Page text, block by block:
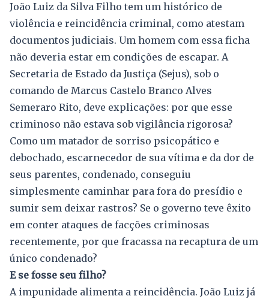
João Luiz da Silva Filho tem um histórico de
violência e reincidência criminal, como atestam
documentos judiciais. Um homem com essa ficha
não deveria estar em condições de escapar. A
Secretaria de Estado da Justiça (Sejus), sob o
comando de Marcus Castelo Branco Alves
Semeraro Rito, deve explicações: por que esse
criminoso não estava sob vigilância rigorosa?
Como um matador de sorriso psicopático e
debochado, escarnecedor de sua vítima e da dor de
seus parentes, condenado, conseguiu
simplesmente caminhar para fora do presídio e
sumir sem deixar rastros? Se o governo teve êxito
em conter ataques de facções criminosas
recentemente, por que fracassa na recaptura de um
único condenado?
E se fosse seu filho?
A impunidade alimenta a reincidência. João Luiz já